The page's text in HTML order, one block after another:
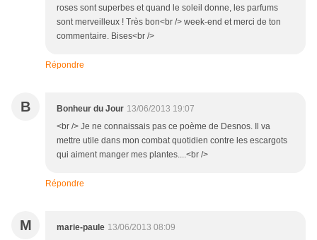
roses sont superbes et quand le soleil donne, les parfums
sont merveilleux ! Très bon<br /> week-end et merci de ton
commentaire. Bises<br />
Répondre
B Bonheur du Jour 13/06/2013 19:07
<br /> Je ne connaissais pas ce poème de Desnos. Il va
mettre utile dans mon combat quotidien contre les escargots
qui aiment manger mes plantes....<br />
Répondre
M marie-paule 13/06/2013 08:09